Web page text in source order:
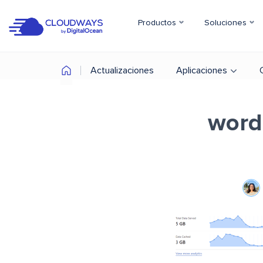
Productos Soluciones
Actualizaciones Aplicaciones